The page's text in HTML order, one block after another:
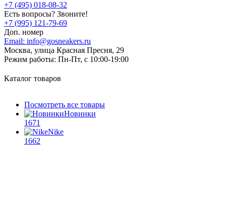
+7 (495) 018-08-32
Есть вопросы? Звоните!
+7 (995) 121-79-69
Доп. номер
Email: info@gosneakers.ru
Москва, улица Красная Пресня, 29
Режим работы: Пн-Пт, с 10:00-19:00
Каталог товаров
Посмотреть все товары
Новинки
1671
Nike
1662